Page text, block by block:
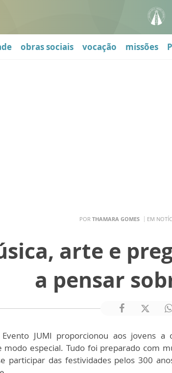
obras sociais vocação missões
POR THAMARA GOMES EM
arte e
a pensar
JUMI proporcionou aos jovens a
modo especial. Tudo foi preparado com
participar das festividades pelos 300